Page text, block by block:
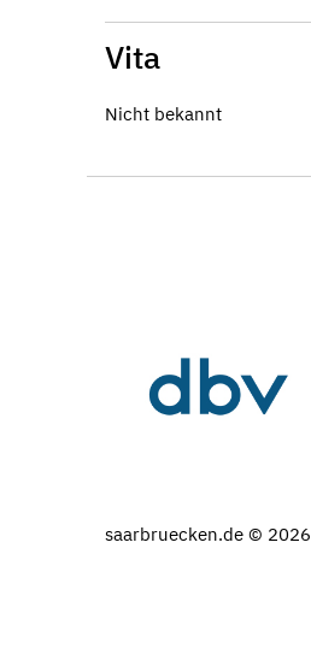
Vita
Nicht bekannt
saarbruecken.de © 2026